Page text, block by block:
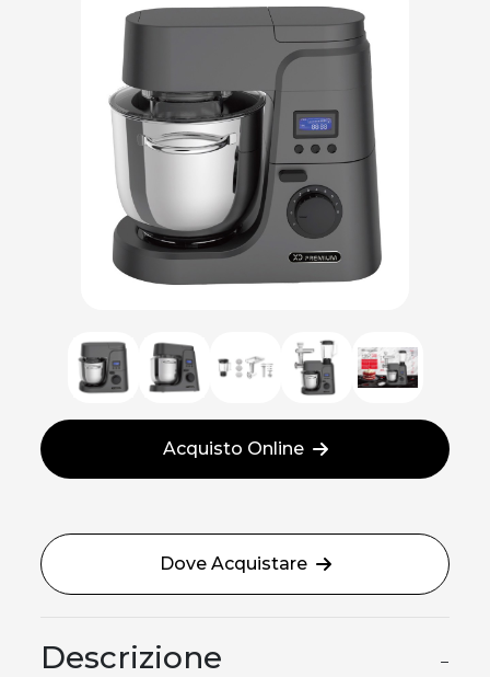
Acquisto Online
Dove Acquistare
Descrizione −